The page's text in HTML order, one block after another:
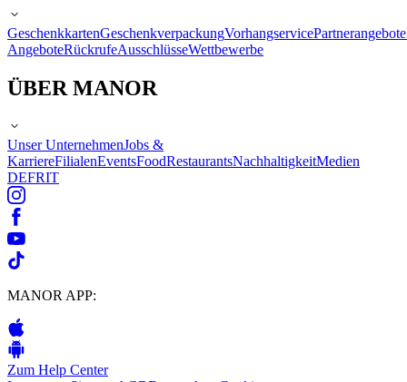
GeschenkkartenGeschenkverpackungVorhangservicePartnerangebote
AngeboteRückrufeAusschlüsseWettbewerbe
ÜBER MANOR
Unser UnternehmenJobs &
KarriereFilialenEventsFoodRestaurantsNachhaltigkeitMedien
DEFRIT
MANOR APP:
Zum Help Center